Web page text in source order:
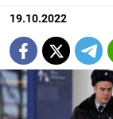
19.10.2022